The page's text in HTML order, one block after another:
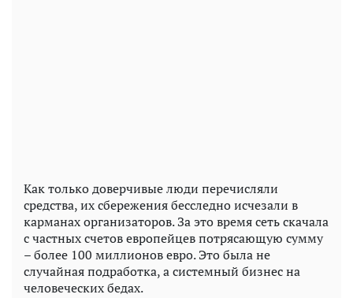
Как только доверчивые люди перечисляли
средства, их сбережения бесследно исчезали в
карманах организаторов. За это время сеть скачала
с частных счетов европейцев потрясающую сумму
– более 100 миллионов евро. Это была не
случайная подработка, а системный бизнес на
человеческих бедах.